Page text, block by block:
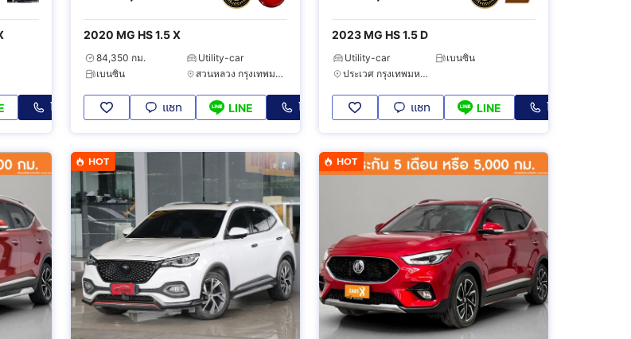
โทร
2020 MG HS 1.5 X
84,350 กม.
Utility-car
เบนซิน
สวนหลวง กรุงเทพมหานคร
แชท LINE โทร
2023 MG HS 1.5 D
Utility-car
เบนซิน
ประเวศ กรุงเทพมหานคร
แชท LINE โทร
HOT HOT